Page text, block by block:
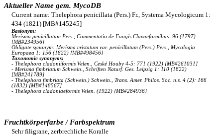
Aktueller Name gem. MycoDB
Current name: Thelephora penicillata (Pers.) Fr., Systema Mycologicum 1:
434 (1821) [MB#145245]
Basionym:
Merisma penicillatum Pers., Commentatio de Fungis Clavaeformibus: 96 (1797)
[MB#234956]
Obligate synonym: Merisma cristatum var. penicillatum (Pers.) Pers., Mycologia
Europaea 1: 156 (1822) [MB#498456]
Taxonomic synonyms:
- Thelephora cladoniiformis Velen., Ceské Houby 4-5: 771 (1922) [MB#261031]
- Merisma fimbriatum Schwein., Schriften Naturf. Ges. Leipzig 1: 110 (1822)
[MB#241789]
- Thelephora fimbriata (Schwein.) Schwein., Trans. Amer. Philos. Soc. n.s. 4 (2): 166
(1832) [MB#148567]
- Thelephora cladoniaeformis Velen. (1922) [MB#284936]
Fruchtkörperfarbe / Farbspektrum
Sehr filigrane, zerbrechliche Koralle